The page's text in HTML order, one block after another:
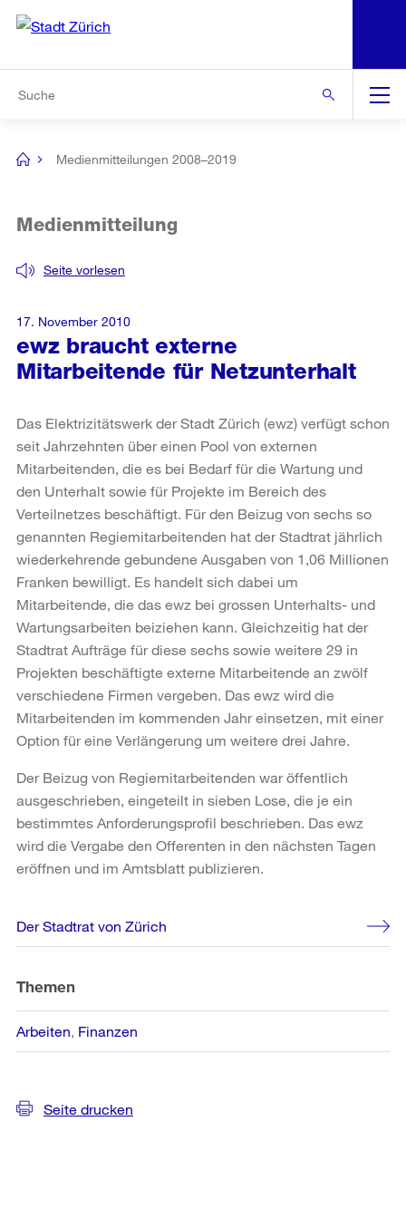
Navigation
[no
Medienmitteilungen 2008–2019
ewz braucht externe
Mitarbeitende für Netzunterhalt
Seite vorlesen
Medienmitteilung
17. November 2010
Das Elektrizitätswerk der Stadt Zürich (ewz) verfügt schon
seit Jahrzehnten über einen Pool von externen
Mitarbeitenden, die es bei Bedarf für die Wartung und
den Unterhalt sowie für Projekte im Bereich des
Verteilnetzes beschäftigt. Für den Beizug von sechs so
genannten Regiemitarbeitenden hat der Stadtrat jährlich
wiederkehrende gebundene Ausgaben von 1,06 Millionen
Franken bewilligt. Es handelt sich dabei um
Mitarbeitende, die das ewz bei grossen Unterhalts- und
Wartungsarbeiten beiziehen kann. Gleichzeitig hat der
Stadtrat Aufträge für diese sechs sowie weitere 29 in
Projekten beschäftigte externe Mitarbeitende an zwölf
verschiedene Firmen vergeben. Das ewz wird die
Mitarbeitenden im kommenden Jahr einsetzen, mit einer
Option für eine Verlängerung um weitere drei Jahre.
Der Beizug von Regiemitarbeitenden war öffentlich
ausgeschrieben, eingeteilt in sieben Lose, die je ein
bestimmtes Anforderungsprofil beschrieben. Das ewz
wird die Vergabe den Offerenten in den nächsten Tagen
eröffnen und im Amtsblatt publizieren.
Weitere
Informationen
Der Stadtrat von Zürich
Themen
Arbeiten Finanzen
Seite drucken